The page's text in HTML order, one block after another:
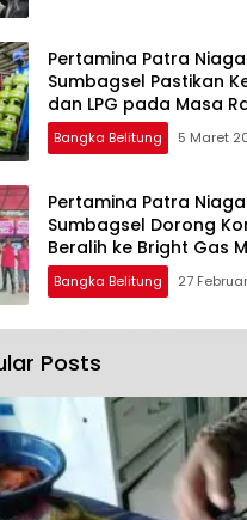
Pertamina Patra
Sumbagsel Pastikan
dan LPG pada Masa
Menjelang Idulfitri
Bangka Belitung 5 Maret
Pertamina Patra
Sumbagsel Dorong
Beralih ke Bright Gas
Trade In di Belitung
Bangka Belitung 27
Posts